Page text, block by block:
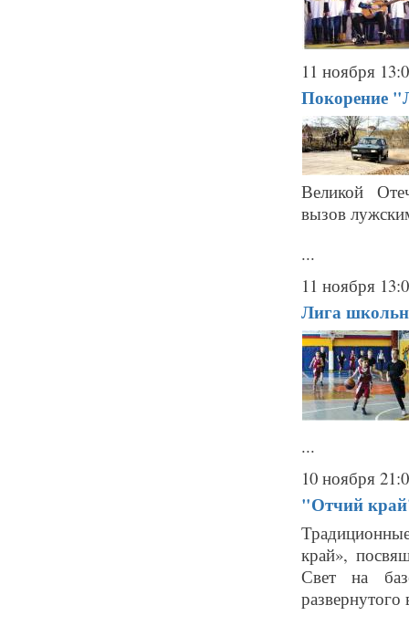
11 ноября
Покорение
Великой
вызов
...
11 ноября
Лига
...
10 ноября
"Отчий
край»,
Свет на